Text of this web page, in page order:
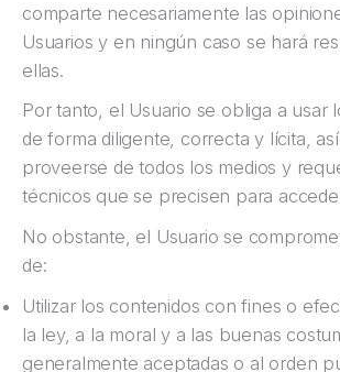
comparte necesariamente las
Usuarios y en ningún caso se hará
ellas.
Por tanto, el Usuario se obliga a usar
de forma diligente, correcta y lícita,
proveerse de todos los medios y
técnicos que se precisen para
No obstante, el Usuario se
de:
Utilizar los contenidos con fines o
la ley, a la moral y a las buenas
generalmente aceptadas o al orden